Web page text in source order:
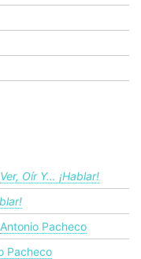
Ver, Oír Y… ¡hablar!
Antonio Pacheco
Pacheco